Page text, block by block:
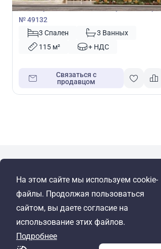
Пентхаус с 3 спальнями в Ларнака, Кипр
№ 49132
3 Спален
3 Ванных
115 м²
+ НДС
Связаться с
продавцом
На этом сайте мы используем cookie-
файлы. Продолжая пользоваться
сайтом, вы даете согласие на
использование этих файлов.
Подробнее
© Cyprus Realestate 2026. Все права
Будьте в курсе